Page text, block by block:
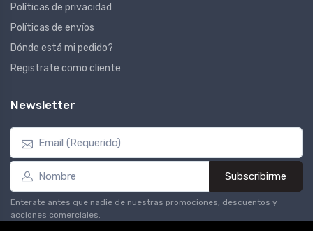
Políticas de privacidad
Políticas de envíos
Dónde está mi pedido?
Registrate como cliente
Newsletter
Subscribirme
Enterate antes que nadie de nuestras promociones, descuentos y
acciones comerciales.